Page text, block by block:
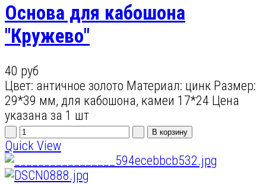
Основа для кабошона
"Кружево"
40 руб
Цвет: античное золото Материал: цинк Размер:
29*39 мм, для кабошона, камеи 17*24 Цена
указана за 1 шт
Quick View